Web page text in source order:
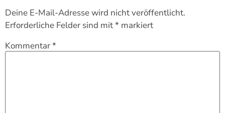
Deine E-Mail-Adresse wird nicht veröffentlicht.
Erforderliche Felder sind mit* markiert
Kommentar*